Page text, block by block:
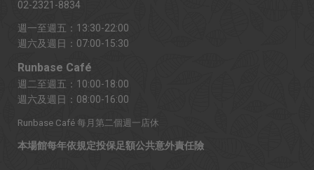
02-2321-8834
週一至週五：13:30-22:00
週六及週日：07:00-15:30
Runbase Café
週二至週五：10:00-18:00
週六及週日：08:00-16:00
Runbase Café 每月第二個週一店休
本場館每年依規定投保足額公共意外責任險